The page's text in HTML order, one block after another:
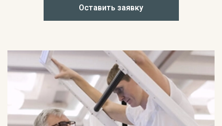
Оставить заявку